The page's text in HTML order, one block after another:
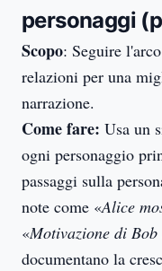
personaggi
Scopo: Seguire
relazioni per una
narrazione.
Come fare: Usa un
ogni personaggio
passaggi sulla
note come «Alice
«Motivazione di
documentano la